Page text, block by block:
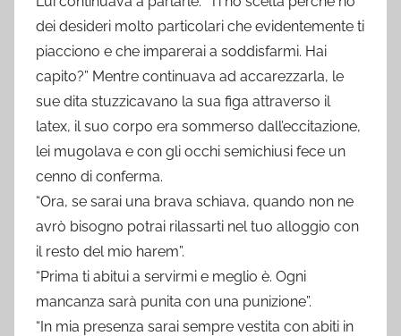
dei desideri molto particolari che evidentemente ti
piacciono e che imparerai a soddisfarmi. Hai
capito?” Mentre continuava ad accarezzarla, le
sue dita stuzzicavano la sua figa attraverso il
latex, il suo corpo era sommerso dall’eccitazione,
lei mugolava e con gli occhi semichiusi fece un
cenno di conferma.
“Ora, se sarai una brava schiava, quando non ne
avrò bisogno potrai rilassarti nel tuo alloggio con
il resto del mio harem”.
“Prima ti abitui a servirmi e meglio è. Ogni
mancanza sarà punita con una punizione”.
“In mia presenza sarai sempre vestita con abiti in